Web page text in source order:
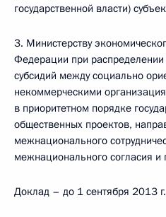
государственной власти)
3. Министерству
Федерации при распределении
субсидий между социально
некоммерческими
в приоритетном порядке
общественных проектов,
межнационального
межнационального согласия и
Доклад – до 1 сентября 2013 г.